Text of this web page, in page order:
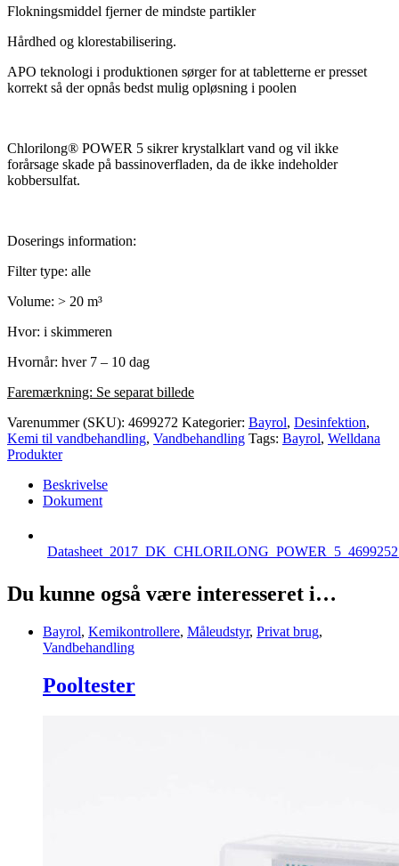
Flokningsmiddel fjerner de mindste partikler
Hårdhed og klorestabilisering.
APO teknologi i produktionen sørger for at tabletterne er presset
korrekt så der opnås bedst mulig opløsning i poolen
Chlorilong® POWER 5 sikrer krystalklart vand og vil ikke
forårsage skade på bassinoverfladen, da de ikke indeholder
kobbersulfat.
Doserings information:
Filter type: alle
Volume: > 20 m³
Hvor: i skimmeren
Hvornår: hver 7 – 10 dag
Faremærkning: Se separat billede
Varenummer (SKU): 4699272 Kategorier: Bayrol, Desinfektion,
Kemi til vandbehandling, Vandbehandling Tags: Bayrol, Welldana
Produkter
Beskrivelse
Dokument
Du kunne også være interesseret i…
Bayrol, Kemikontrollere, Måleudstyr, Privat brug,
Vandbehandling
Pooltester